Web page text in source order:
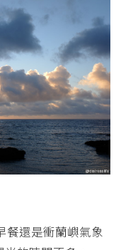
餐還是衝蘭嶼氣象